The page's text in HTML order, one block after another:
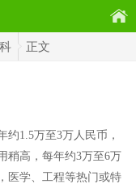
正文
约1.5万至3万人民币，
稍高，每年约3万至6万
医学、工程等热门或特